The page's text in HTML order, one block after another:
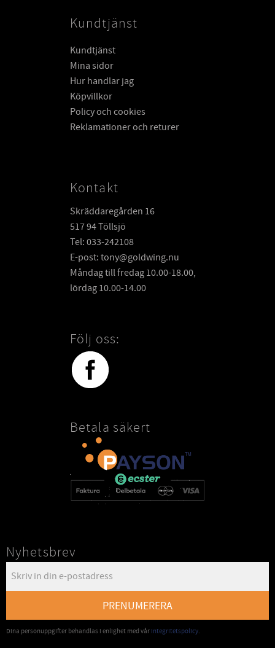
Kundtjänst
Kundtjänst
Mina sidor
Hur handlar jag
Köpvillkor
Policy och cookies
Reklamationer och returer
Kontakt
Skräddaregården 16
517 94 Töllsjö
Tel: 033-242108
E-post: tony@goldwing.nu
Måndag till fredag 10.00-18.00,
lördag 10.00-14.00
Följ oss:
Betala säkert
Nyhetsbrev
PRENUMERERA
Dina personuppgifter behandlas i enlighet med vår integritetspolicy.